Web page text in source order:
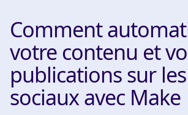
À propos
Test de maturité IA
Contact
Comment
votre contenu et
publications sur
sociaux avec Make